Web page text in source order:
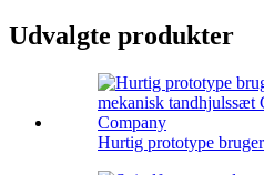
Udvalgte produkter
Hurtig prototype